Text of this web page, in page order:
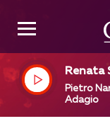
Renata
Pietro
Adagio